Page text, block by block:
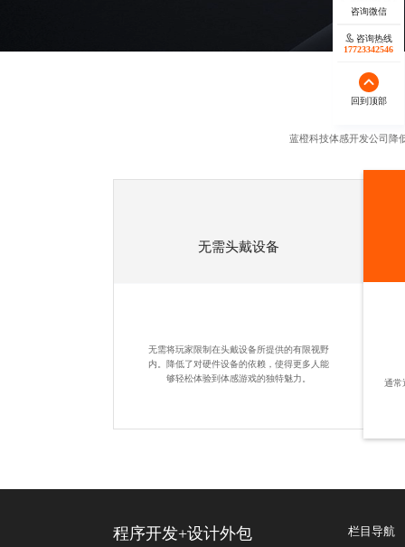
蓝橙科技体感开发公司降
无需头戴设备
无需将玩家限制在头戴设备所提供的有限视野
内。降低了对硬件设备的依赖，使得更多人能
够轻松体验到体感游戏的独特魅力。
通常
咨询热线
17723342546
回到顶部
程序开发+设计外包 栏目导航